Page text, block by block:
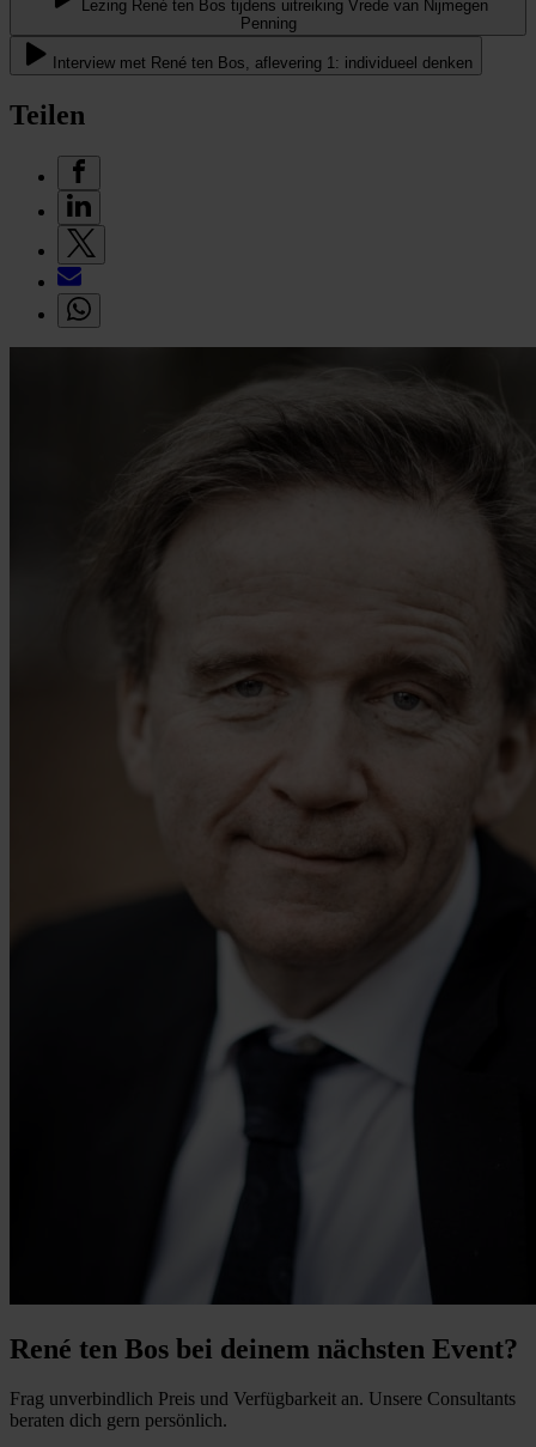
Lezing René ten Bos tijdens uitreiking Vrede van Nijmegen
Penning
Interview met René ten Bos, aflevering 1: individueel denken
Teilen
René ten Bos bei deinem nächsten Event?
Frag unverbindlich Preis und Verfügbarkeit an. Unsere Consultants
beraten dich gern persönlich.